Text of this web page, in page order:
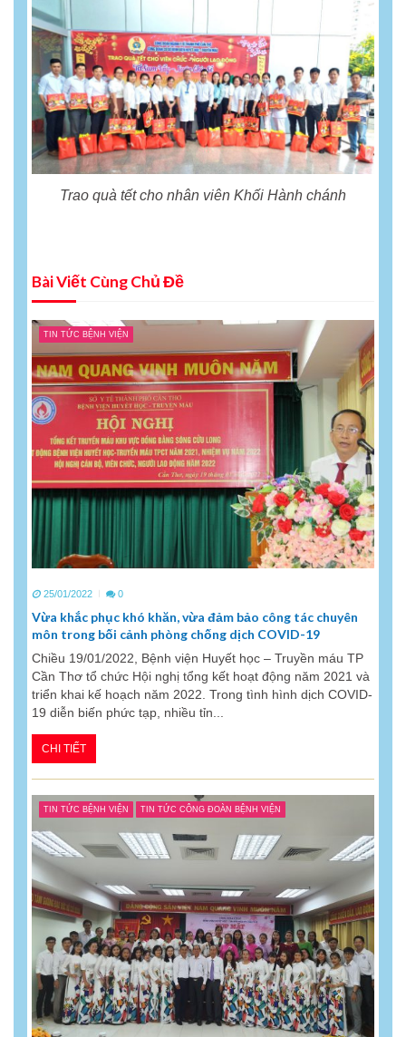
Trao quà tết cho nhân viên Khối Hành chánh
Bài Viết Cùng Chủ Đề
TIN TỨC BỆNH VIỆN
25/01/2022 0
Vừa khắc phục khó khăn, vừa đảm bảo công tác chuyên
môn trong bối cảnh phòng chống dịch COVID-19
Chiều 19/01/2022, Bệnh viện Huyết học – Truyền máu TP
Cần Thơ tổ chức Hội nghị tổng kết hoạt động năm 2021 và
triển khai kế hoạch năm 2022. Trong tình hình dịch COVID-
19 diễn biến phức tạp, nhiều tỉn...
CHI TIẾT
TIN TỨC BỆNH VIỆN TIN TỨC CÔNG ĐOÀN BỆNH VIỆN